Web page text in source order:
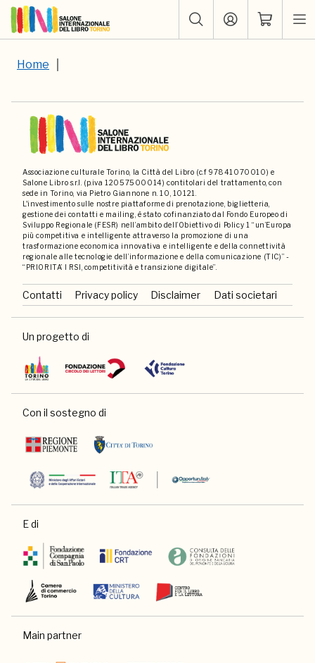
Home
Associazione culturale Torino, la Città del Libro (c.f 97841070010) e
Salone Libro s.r.l. (p.iva 12057500014) contitolari del trattamento, con
sede in Torino, via Pietro Giannone n. 10, 10121.
L'investimento sulle nostre piattaforme di prenotazione, biglietteria,
gestione dei contatti e mailing, è stato cofinanziato dal Fondo Europeo di
Sviluppo Regionale (FESR) nell’ambito dell’Obiettivo di Policy 1 “un’Europa
più competitiva e intelligente attraverso la promozione di una
trasformazione economica innovativa e intelligente e della connettività
regionale alle tecnologie dell’informazione e della comunicazione (TIC)” -
“PRIORITA’ I RSI, competitività e transizione digitale”.
Contatti Privacy policy Disclaimer Dati societari
Un progetto di
Con il sostegno di
E di
Main partner